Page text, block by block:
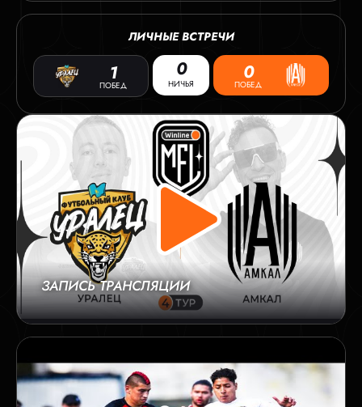
ЛИЧНЫЕ ВСТРЕЧИ
1
ПОБЕД
0
НИЧЬЯ 0
ПОБЕД
ЗАПИСЬ ТРАНСЛЯЦИИ